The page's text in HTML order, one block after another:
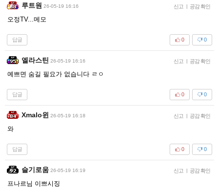
루트원 26-05-19 16:16 신고 | 공감 확인
오정TV...메모
답글 0
0
엘라스틴 26-05-19 16:16 신고 | 공감 확인
예쁘면 숨길 필요가 없습니다 ㄹㅇ
답글 0
0
Xmalo윈 26-05-19 16:18 신고 | 공감 확인
와
답글 0
0
슬기로움 26-05-19 16:19 신고 | 공감 확인
프나르님 이쁘시징